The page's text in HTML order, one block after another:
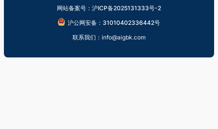
网站备案号：沪ICP备2025131333号-2
沪公网安备：31010402336442号
联系我们：info@aigbk.com